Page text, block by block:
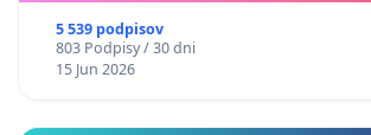
5 539 podpisov
803 Podpisy / 30 dni
15 Jun 2026